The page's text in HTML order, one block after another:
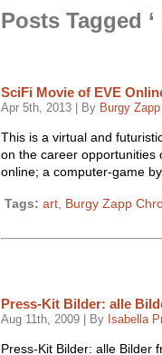
Posts Tagged ‘
SciFi Movie of EVE
Apr 5th, 2013 | By Burgy Zapp
This is a virtual and
on the career opportunities
online; a computer-game
Tags: art Burgy Zapp
Press-Kit Bilder: alle
Aug 11th, 2009 | By Isabella
Press-Kit Bilder: alle Bilder